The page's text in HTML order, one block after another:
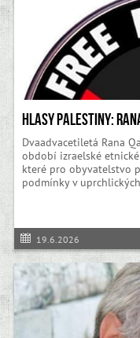
Hlasy Palestiny:
Dvaadvacetiletá Rana
období izraelské
které pro obyvatelstvo
podmínky v
19.6.2026